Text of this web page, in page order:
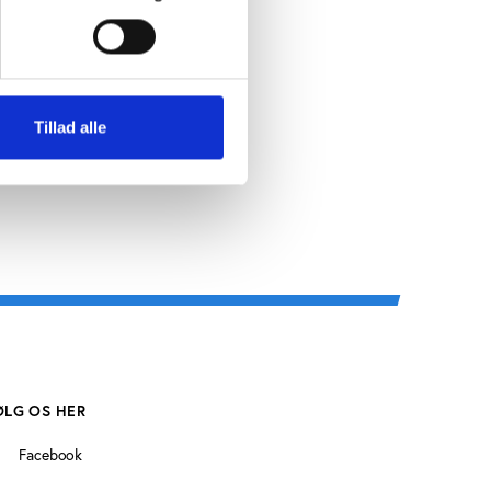
Tillad alle
de
haft
OS HER
Facebook